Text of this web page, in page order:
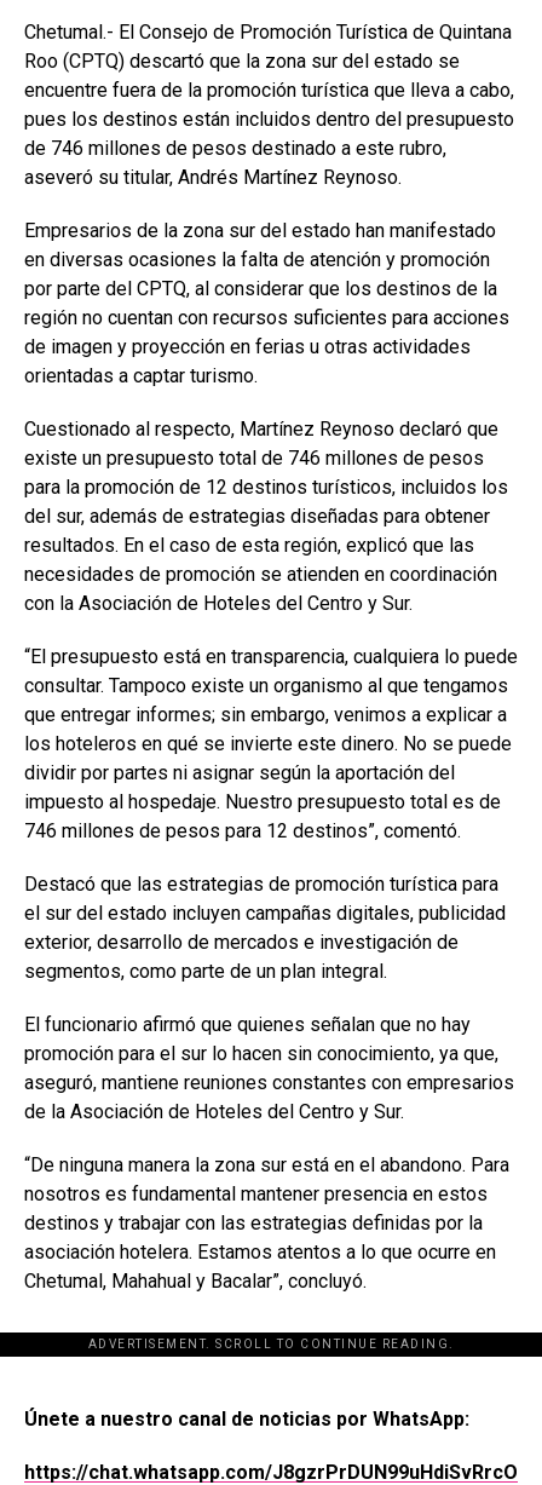
Chetumal.- El Consejo de Promoción Turística de Quintana
Roo (CPTQ) descartó que la zona sur del estado se
encuentre fuera de la promoción turística que lleva a cabo,
pues los destinos están incluidos dentro del presupuesto
de 746 millones de pesos destinado a este rubro,
aseveró su titular, Andrés Martínez Reynoso.
Empresarios de la zona sur del estado han manifestado
en diversas ocasiones la falta de atención y promoción
por parte del CPTQ, al considerar que los destinos de la
región no cuentan con recursos suficientes para acciones
de imagen y proyección en ferias u otras actividades
orientadas a captar turismo.
Cuestionado al respecto, Martínez Reynoso declaró que
existe un presupuesto total de 746 millones de pesos
para la promoción de 12 destinos turísticos, incluidos los
del sur, además de estrategias diseñadas para obtener
resultados. En el caso de esta región, explicó que las
necesidades de promoción se atienden en coordinación
con la Asociación de Hoteles del Centro y Sur.
“El presupuesto está en transparencia, cualquiera lo puede
consultar. Tampoco existe un organismo al que tengamos
que entregar informes; sin embargo, venimos a explicar a
los hoteleros en qué se invierte este dinero. No se puede
dividir por partes ni asignar según la aportación del
impuesto al hospedaje. Nuestro presupuesto total es de
746 millones de pesos para 12 destinos”, comentó.
Destacó que las estrategias de promoción turística para
el sur del estado incluyen campañas digitales, publicidad
exterior, desarrollo de mercados e investigación de
segmentos, como parte de un plan integral.
El funcionario afirmó que quienes señalan que no hay
promoción para el sur lo hacen sin conocimiento, ya que,
aseguró, mantiene reuniones constantes con empresarios
de la Asociación de Hoteles del Centro y Sur.
“De ninguna manera la zona sur está en el abandono. Para
nosotros es fundamental mantener presencia en estos
destinos y trabajar con las estrategias definidas por la
asociación hotelera. Estamos atentos a lo que ocurre en
Chetumal, Mahahual y Bacalar”, concluyó.
ADVERTISEMENT. SCROLL TO CONTINUE READING.
[adsforwp id="243463"]
Únete a nuestro canal de noticias por WhatsApp:
https://chat.whatsapp.com/J8gzrPrDUN99uHdiSvRrcO